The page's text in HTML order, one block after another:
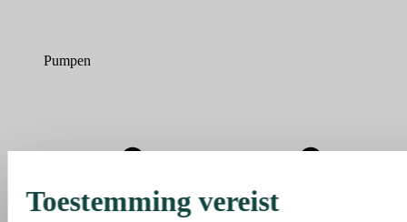
Pumpen
Toestemming vereist